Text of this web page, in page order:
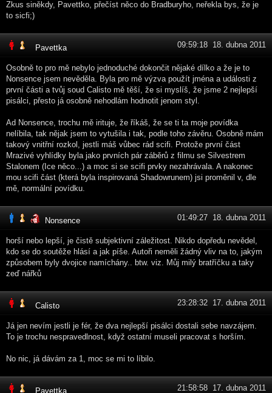
Zkus siněkdy, Pavettko, přečíst něco do Bradburyho, neřekla bys, že je
to sicfi;)
Pavettka 09:59:18 18. dubna 2011
Osobně to pro mě nebylo jednoduché dokončit nějaké dílko a že je to
Nonsence jsem nevěděla. Byla pro mě výzva použít jména a události z
první části a tvůj soud Calisto mě těší, že si myslíš, že jsme 2 nejlepší
pisálci, přesto já osobně nehodlám hodnotit jenom styl.
Ad Nonsence, trochu mě irituje, že říkáš, že se ti ta moje povídka
nelíbila, tak nějak jsem to vytušila i tak, podle toho závěru. Osobně mám
takový vnitřní rozkol, jestli máš vůbec rád scifi. Protože první část
Mrazivé vyhlídky byla jako prvních pár záběrů z filmu se Silvestrem
Stalonem (Ice něco...) a moc si se scifi prvky nezahrávala. A nakonec
mou scifi část (která byla inspirovaná Shadowrunem) jsi proměnil v, dle
mě, normální povídku.
Nonsence 01:49:27 18. dubna 2011
horší nebo lepší, je čistě subjektivní záležitost. Nikdo dopředu nevědel,
kdo se do soutěže hlásí a jak píše. Autoři neměli žádný vliv na to, jakým
způsobem byly dvojice namíchány.. btw. viz. Můj milý bratříčku a taky
zeď nářků
Calisto 23:28:32 17. dubna 2011
Já jen nevím jestli je fér, že dva nejlepší pisálci dostali sebe navzájem.
To je trochu nespravedlnost, když ostatní museli pracovat s horším.
No nic, já dávám za 1, moc se mi to líbilo.
Pavettka 21:58:58 17. dubna 2011